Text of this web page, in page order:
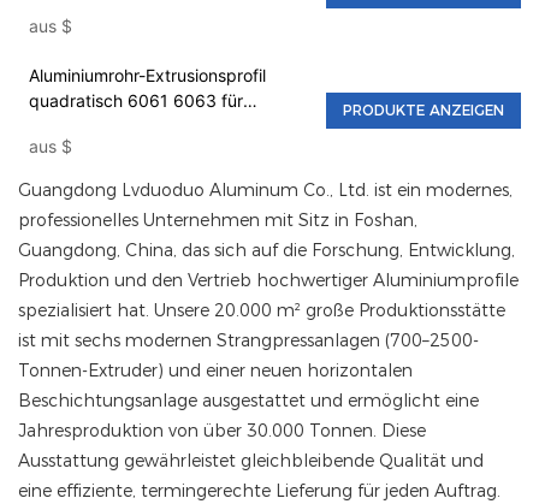
aus $
Aluminiumrohr-Extrusionsprofil
quadratisch 6061 6063 für
aus $
PRODUKTE ANZEIGEN
Guangdong Lvduoduo Aluminum Co., Ltd. ist ein modernes,
professionelles Unternehmen mit Sitz in Foshan,
Guangdong, China, das sich auf die Forschung, Entwicklung,
Produktion und den Vertrieb hochwertiger Aluminiumprofile
spezialisiert hat. Unsere 20.000 m² große Produktionsstätte
ist mit sechs modernen Strangpressanlagen (700–2500-
Tonnen-Extruder) und einer neuen horizontalen
Beschichtungsanlage ausgestattet und ermöglicht eine
Jahresproduktion von über 30.000 Tonnen. Diese
Ausstattung gewährleistet gleichbleibende Qualität und
eine effiziente, termingerechte Lieferung für jeden Auftrag.